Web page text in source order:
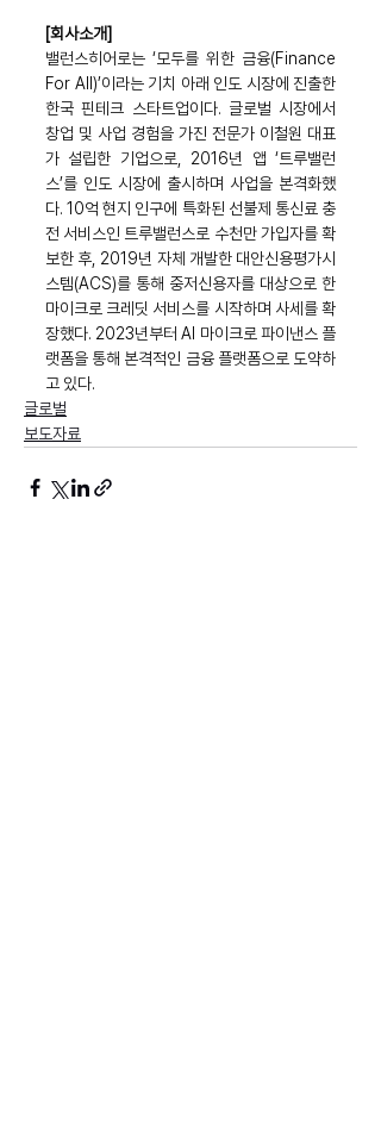
[회사소개]
밸런스히어로는 ‘모두를 위한 금융(Finance
For All)’이라는 기치 아래 인도 시장에 진출한
한국 핀테크 스타트업이다. 글로벌 시장에서
창업 및 사업 경험을 가진 전문가 이철원 대표
가 설립한 기업으로, 2016년 앱 ‘트루밸런
스’를 인도 시장에 출시하며 사업을 본격화했
다. 10억 현지 인구에 특화된 선불제 통신료 충
전 서비스인 트루밸런스로 수천만 가입자를 확
보한 후, 2019년 자체 개발한 대안신용평가시
스템(ACS)를 통해 중저신용자를 대상으로 한
마이크로 크레딧 서비스를 시작하며 사세를 확
장했다. 2023년부터 AI 마이크로 파이낸스 플
랫폼을 통해 본격적인 금융 플랫폼으로 도약하
고 있다.
글로벌
보도자료